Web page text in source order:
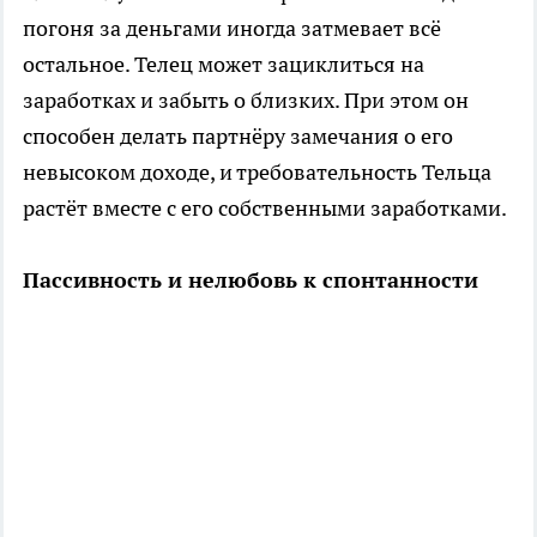
погоня за деньгами иногда затмевает всё
остальное. Телец может зациклиться на
заработках и забыть о близких. При этом он
способен делать партнёру замечания о его
невысоком доходе, и требовательность Тельца
растёт вместе с его собственными заработками.
Пассивность и нелюбовь к спонтанности